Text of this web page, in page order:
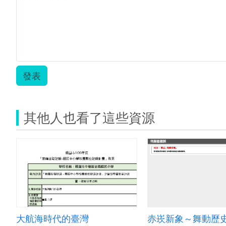
發表
其他人也看了這些資源
大航海時代的臺灣 赤崁新象～舞動歷